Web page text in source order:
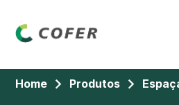
Home Produtos